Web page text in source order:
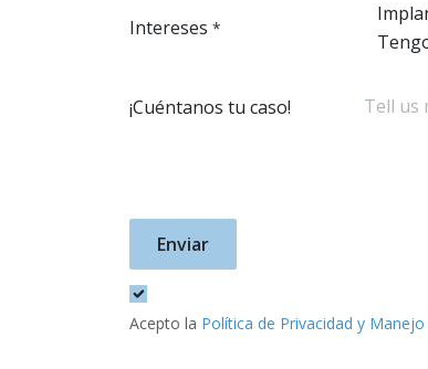
Intereses *
¡Cuéntanos tu caso!
Enviar
Acepto la Política de Privacidad y